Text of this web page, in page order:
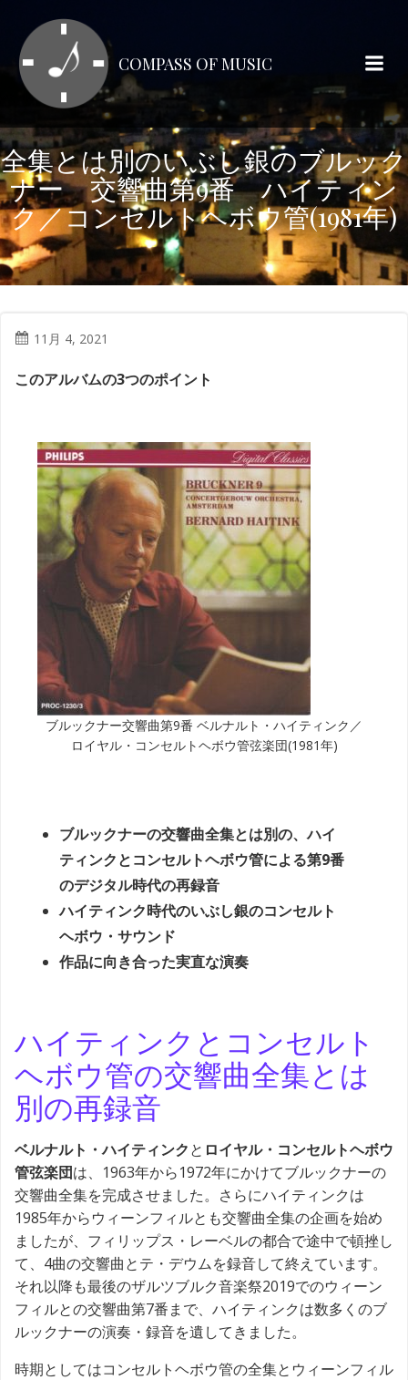
テ
ン
へ
ス
キ
ッ
プ
COMPASS OF MUSIC
全集とは別のいぶし銀のブルック
ナー 交響曲第9番 ハイティン
ク／コンセルトヘボウ管(1981年)
11月 4, 2021
このアルバムの3つのポイント
ブルックナー交響曲第9番 ベルナルト・ハイティンク／
ロイヤル・コンセルトヘボウ管弦楽団(1981年)
ブルックナーの交響曲全集とは別の、ハイ
ティンクとコンセルトヘボウ管による第9番
のデジタル時代の再録音
ハイティンク時代のいぶし銀のコンセルト
ヘボウ・サウンド
作品に向き合った実直な演奏
ハイティンクとコンセルト
ヘボウ管の交響曲全集とは
別の再録音
ベルナルト・ハイティンクと ロイヤル・コンセルトヘボウ
管弦楽団は、1963年から1972年にかけてブルックナーの
交響曲全集を完成させました。さらにハイティンクは
1985年からウィーンフィルとも交響曲全集の企画を始め
ましたが、フィリップス・レーベルの都合で途中で頓挫し
て、4曲の交響曲とテ・デウムを録音して終えています。
それ以降も最後のザルツブルク音楽祭2019でのウィーン
フィルとの交響曲第7番まで、ハイティンクは数多くのブ
ルックナーの演奏・録音を遺してきました。
時期としてはコンセルトヘボウ管の全集とウィーンフィル